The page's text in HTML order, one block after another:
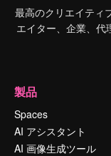
最高のクリエイティ
エイター、企業、代
製品
Spaces
AI アシスタント
AI 画像生成ツール